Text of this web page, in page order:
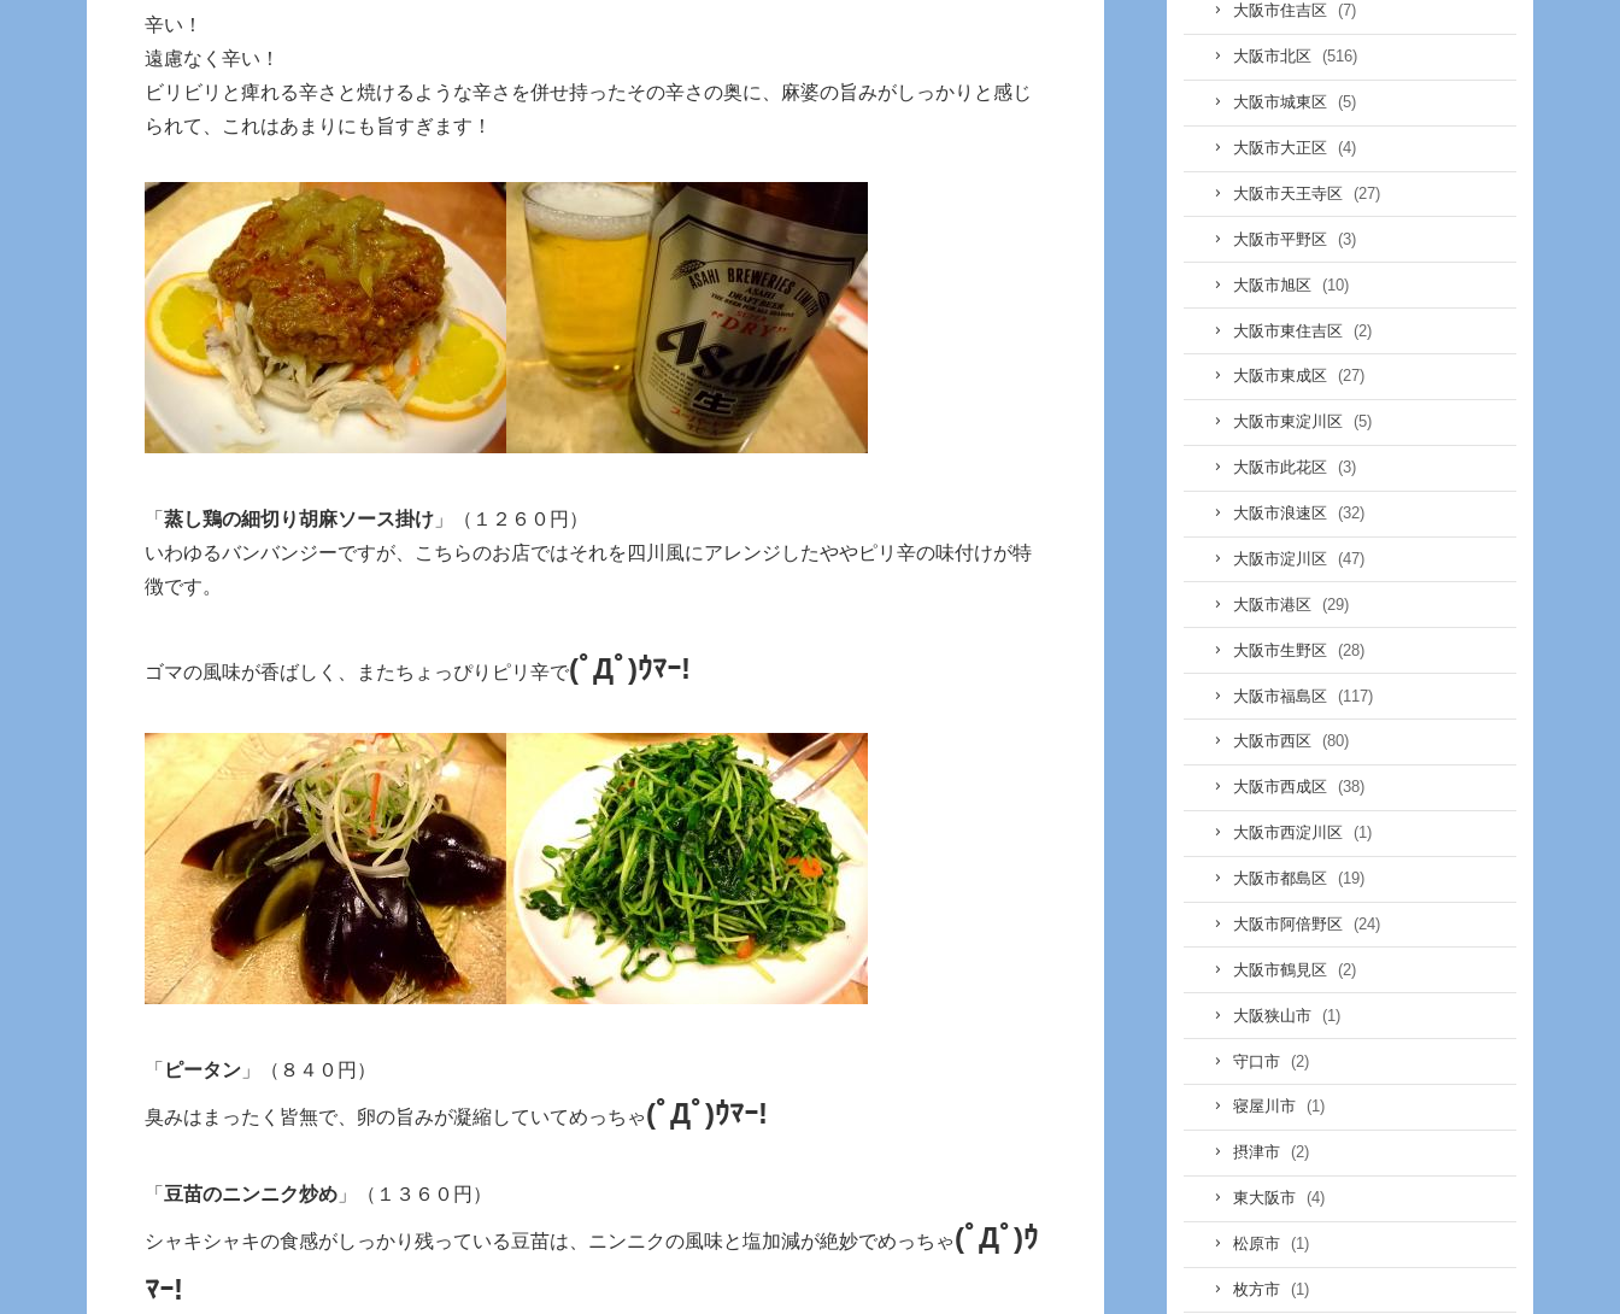
辛い！
遠慮なく辛い！
ビリビリと痺れる辛さと焼けるような辛さを併せ持ったその辛さの奥に、麻婆の旨みがしっかりと感じ
られて、これはあまりにも旨すぎます！
「 蒸し鶏の細切り胡麻ソース掛け 」（１２６０円）
いわゆるバンバンジーですが、こちらのお店ではそれを四川風にアレンジしたややピリ辛の味付けが特
徴です。
ゴマの風味が香ばしく、またちょっぴりピリ辛で(ﾟДﾟ)ｳﾏｰ!
「 ピータン 」（８４０円）
臭みはまったく皆無で、卵の旨みが凝縮していてめっちゃ(ﾟДﾟ)ｳﾏｰ!
「 豆苗のニンニク炒め 」（１３６０円）
シャキシャキの食感がしっかり残っている豆苗は、ニンニクの風味と塩加減が絶妙でめっちゃ(ﾟДﾟ)ｳ
ﾏｰ!
大阪市住吉区 (7)
大阪市北区 (516)
大阪市城東区 (5)
大阪市大正区 (4)
大阪市天王寺区 (27)
大阪市平野区 (3)
大阪市旭区 (10)
大阪市東住吉区 (2)
大阪市東成区 (27)
大阪市東淀川区 (5)
大阪市此花区 (3)
大阪市浪速区 (32)
大阪市淀川区 (47)
大阪市港区 (29)
大阪市生野区 (28)
大阪市福島区 (117)
大阪市西区 (80)
大阪市西成区 (38)
大阪市西淀川区 (1)
大阪市都島区 (19)
大阪市阿倍野区 (24)
大阪市鶴見区 (2)
大阪狭山市 (1)
守口市 (2)
寝屋川市 (1)
摂津市 (2)
東大阪市 (4)
松原市 (1)
枚方市 (1)